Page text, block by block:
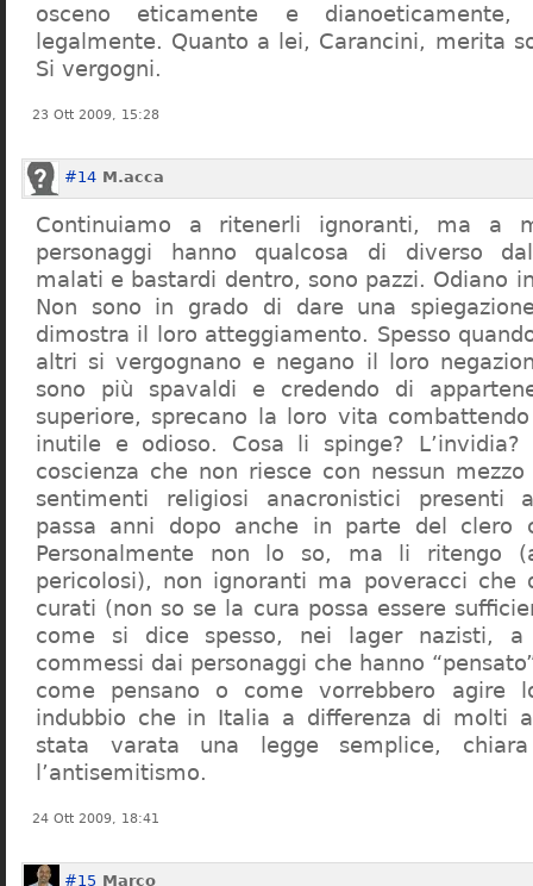
osceno eticamente e dianoeticamente,
legalmente. Quanto a lei, Carancini, merita
Si vergogni.
23 Ott 2009, 15:28
#14 M.acca
Continuiamo a ritenerli ignoranti, ma a
personaggi hanno qualcosa di diverso
malati e bastardi dentro, sono pazzi. Odiano
Non sono in grado di dare una
dimostra il loro atteggiamento. Spesso
altri si vergognano e negano il loro
sono più spavaldi e credendo di
superiore, sprecano la loro vita
inutile e odioso. Cosa li spinge?
coscienza che non riesce con nessun
sentimenti religiosi anacronistici presenti
passa anni dopo anche in parte del clero
Personalmente non lo so, ma li ritengo
pericolosi), non ignoranti ma poveracci che
curati (non so se la cura possa essere
come si dice spesso, nei lager nazisti,
commessi dai personaggi che hanno
come pensano o come vorrebbero agire
indubbio che in Italia a differenza di molti
stata varata una legge semplice,
l’antisemitismo.
24 Ott 2009, 18:41
#15 Marco